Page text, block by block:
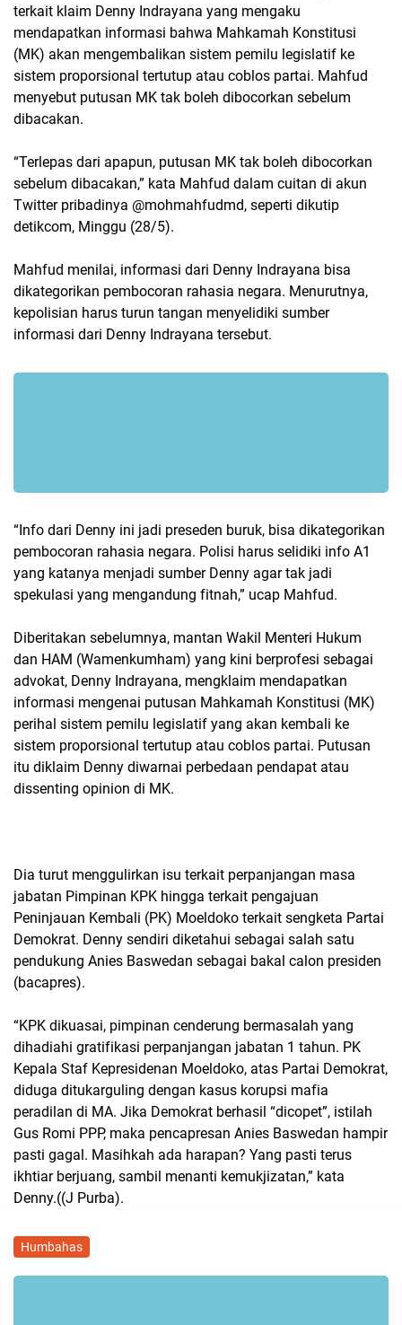
terkait klaim Denny Indrayana yang mengaku
mendapatkan informasi bahwa Mahkamah Konstitusi
(MK) akan mengembalikan sistem pemilu legislatif ke
sistem proporsional tertutup atau coblos partai. Mahfud
menyebut putusan MK tak boleh dibocorkan sebelum
dibacakan.
“Terlepas dari apapun, putusan MK tak boleh dibocorkan
sebelum dibacakan,” kata Mahfud dalam cuitan di akun
Twitter pribadinya @mohmahfudmd, seperti dikutip
detikcom, Minggu (28/5).
Mahfud menilai, informasi dari Denny Indrayana bisa
dikategorikan pembocoran rahasia negara. Menurutnya,
kepolisian harus turun tangan menyelidiki sumber
informasi dari Denny Indrayana tersebut.
“Info dari Denny ini jadi preseden buruk, bisa dikategorikan
pembocoran rahasia negara. Polisi harus selidiki info A1
yang katanya menjadi sumber Denny agar tak jadi
spekulasi yang mengandung fitnah,” ucap Mahfud.
Diberitakan sebelumnya, mantan Wakil Menteri Hukum
dan HAM (Wamenkumham) yang kini berprofesi sebagai
advokat, Denny Indrayana, mengklaim mendapatkan
informasi mengenai putusan Mahkamah Konstitusi (MK)
perihal sistem pemilu legislatif yang akan kembali ke
sistem proporsional tertutup atau coblos partai. Putusan
itu diklaim Denny diwarnai perbedaan pendapat atau
dissenting opinion di MK.
Dia turut menggulirkan isu terkait perpanjangan masa
jabatan Pimpinan KPK hingga terkait pengajuan
Peninjauan Kembali (PK) Moeldoko terkait sengketa Partai
Demokrat. Denny sendiri diketahui sebagai salah satu
pendukung Anies Baswedan sebagai bakal calon presiden
(bacapres).
“KPK dikuasai, pimpinan cenderung bermasalah yang
dihadiahi gratifikasi perpanjangan jabatan 1 tahun. PK
Kepala Staf Kepresidenan Moeldoko, atas Partai Demokrat,
diduga ditukarguling dengan kasus korupsi mafia
peradilan di MA. Jika Demokrat berhasil “dicopet”, istilah
Gus Romi PPP, maka pencapresan Anies Baswedan hampir
pasti gagal. Masihkah ada harapan? Yang pasti terus
ikhtiar berjuang, sambil menanti kemukjizatan,” kata
Denny.((J Purba).
Humbahas